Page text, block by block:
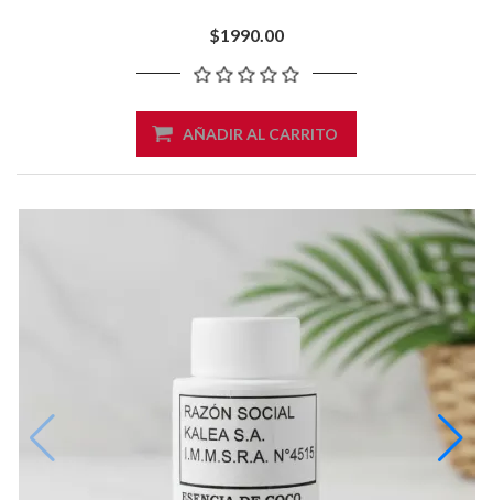
$1990.00
AÑADIR AL CARRITO